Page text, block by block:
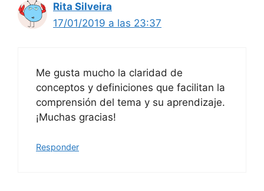
Rita Silveira
17/01/2019 a las 23:37
Me gusta mucho la claridad de
conceptos y definiciones que facilitan la
comprensión del tema y su aprendizaje.
¡Muchas gracias!
Responder